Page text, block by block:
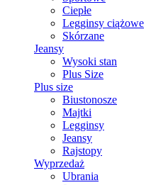
Ciepłe
Legginsy ciążowe
Skórzane
Jeansy
Wysoki stan
Plus Size
Plus size
Biustonosze
Majtki
Legginsy
Jeansy
Rajstopy
Wyprzedaż
Ubrania